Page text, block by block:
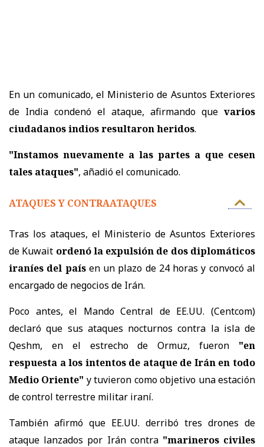
En un comunicado, el Ministerio de Asuntos Exteriores
de India condenó el ataque, afirmando que varios
ciudadanos indios resultaron heridos.
"Instamos nuevamente a las partes a que cesen
tales ataques", añadió el comunicado.
ATAQUES Y CONTRAATAQUES
Tras los ataques, el Ministerio de Asuntos Exteriores
de Kuwait ordenó la expulsión de dos diplomáticos
iraníes del paísen un plazo de 24 horas y convocó al
encargado de negocios de Irán.
Poco antes, el Mando Central de EE.UU. (Centcom)
declaró que sus ataques nocturnos contra la isla de
Qeshm, en el estrecho de Ormuz, fueron "en
respuesta a los intentos de ataque de Irán en todo
Medio Oriente" y tuvieron como objetivo una estación
de control terrestre militar iraní.
También afirmó que EE.UU. derribó tres drones de
ataque lanzados por Irán contra "marineros civiles